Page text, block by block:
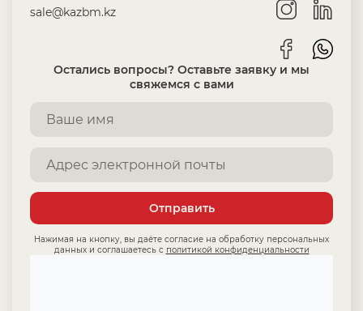
sale@kazbm.kz
Остались вопросы? Оставьте заявку и мы
свяжемся с вами
Отправить
Нажимая на кнопку, вы даёте согласие на обработку персональных
данных и соглашаетесь с политикой конфиденциальности